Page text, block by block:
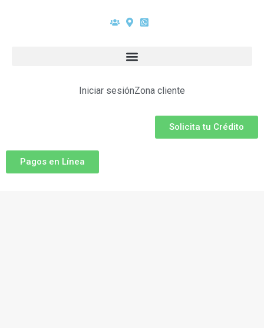
Iniciar sesiónZona cliente
Solicita tu Crédito
Pagos en Línea